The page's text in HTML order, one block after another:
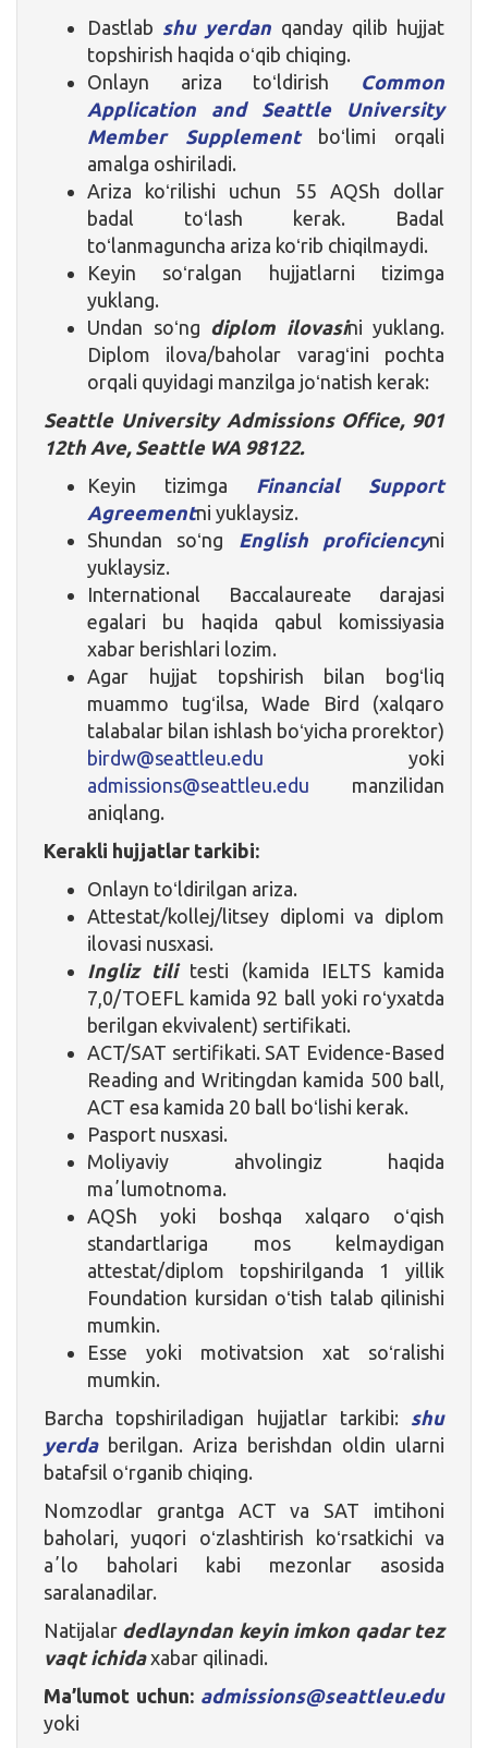
Dastlab shu yerdan qanday qilib hujjat
topshirish haqida oʻqib chiqing.
Onlayn ariza toʻldirish Common
Application and Seattle University
Member Supplementboʻlimi orqali
amalga oshiriladi.
Ariza koʻrilishi uchun 55 AQSh dollar
badal toʻlash kerak. Badal
toʻlanmaguncha ariza koʻrib chiqilmaydi.
Keyin soʻralgan hujjatlarni tizimga
yuklang.
Undan soʻng diplom ilovasini yuklang.
Diplom ilova/baholar varagʻini pochta
orqali quyidagi manzilga joʻnatish kerak:
Seattle University Admissions Office, 901
12th Ave, Seattle WA 98122.
Keyin tizimga Financial Support
Agreementni yuklaysiz.
Shundan soʻng
English proficiencyni
yuklaysiz.
International Baccalaureate darajasi
egalari bu haqida qabul komissiyasia
xabar berishlari lozim.
Agar hujjat topshirish bilan bogʻliq
muammo tugʻilsa, Wade Bird (xalqaro
talabalar bilan ishlash boʻyicha prorektor)
birdw@seattleu.edu yoki
admissions@seattleu.edu manzilidan
aniqlang.
Kerakli hujjatlar tarkibi:
Onlayn toʻldirilgan ariza.
Attestat/kollej/litsey diplomi va diplom
ilovasi nusxasi.
Ingliz tilitesti (kamida IELTS kamida
7,0/TOEFL kamida 92 ball yoki roʻyxatda
berilgan ekvivalent) sertifikati.
ACT/SAT sertifikati. SAT Evidence-Based
Reading and Writingdan kamida 500 ball,
ACT esa kamida 20 ball boʻlishi kerak.
Pasport nusxasi.
Moliyaviy ahvolingiz haqida
maʼlumotnoma.
AQSh yoki boshqa xalqaro oʻqish
standartlariga mos kelmaydigan
attestat/diplom topshirilganda 1 yillik
Foundation kursidan oʻtish talab qilinishi
mumkin.
Esse yoki motivatsion xat soʻralishi
mumkin.
Barcha topshiriladigan hujjatlar tarkibi: shu
yerdaberilgan. Ariza berishdan oldin ularni
batafsil oʻrganib chiqing.
Nomzodlar grantga ACT va SAT imtihoni
baholari, yuqori oʻzlashtirish koʻrsatkichi va
aʼlo baholari kabi mezonlar asosida
saralanadilar.
Natijalar dedlayndan keyin imkon qadar tez
vaqt ichidaxabar qilinadi.
Ma’lumot uchun: admissions@seattleu.edu
yoki